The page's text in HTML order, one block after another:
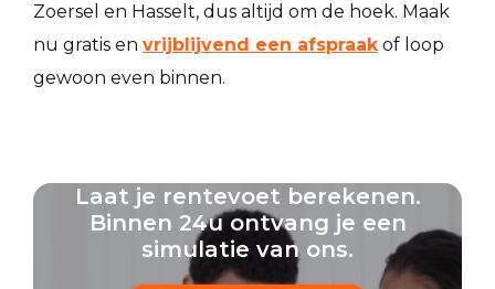
Zoersel en Hasselt, dus altijd om de hoek. Maak
nu gratis en vrijblijvend een afspraakof loop
gewoon even binnen.
Laat je rentevoet berekenen.
Binnen 24u ontvang je een
simulatie van ons.